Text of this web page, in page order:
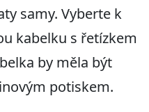
samy. Vyberte k
kabelku s řetízkem
by měla být
potiskem.